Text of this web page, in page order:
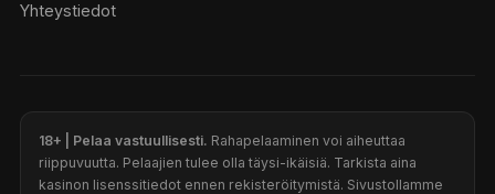
Yhteystiedot
18+ | Pelaa vastuullisesti. Rahapelaaminen voi aiheuttaa
riippuvuutta. Pelaajien tulee olla täysi-ikäisiä. Tarkista aina
kasinon lisenssitiedot ennen rekisteröitymistä. Sivustollamme